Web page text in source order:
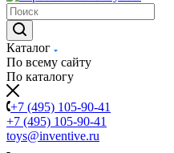
Каталог
По всему сайту
По каталогу
+7 (495) 105-90-41
+7 (495) 105-90-41
toys@inventive.ru